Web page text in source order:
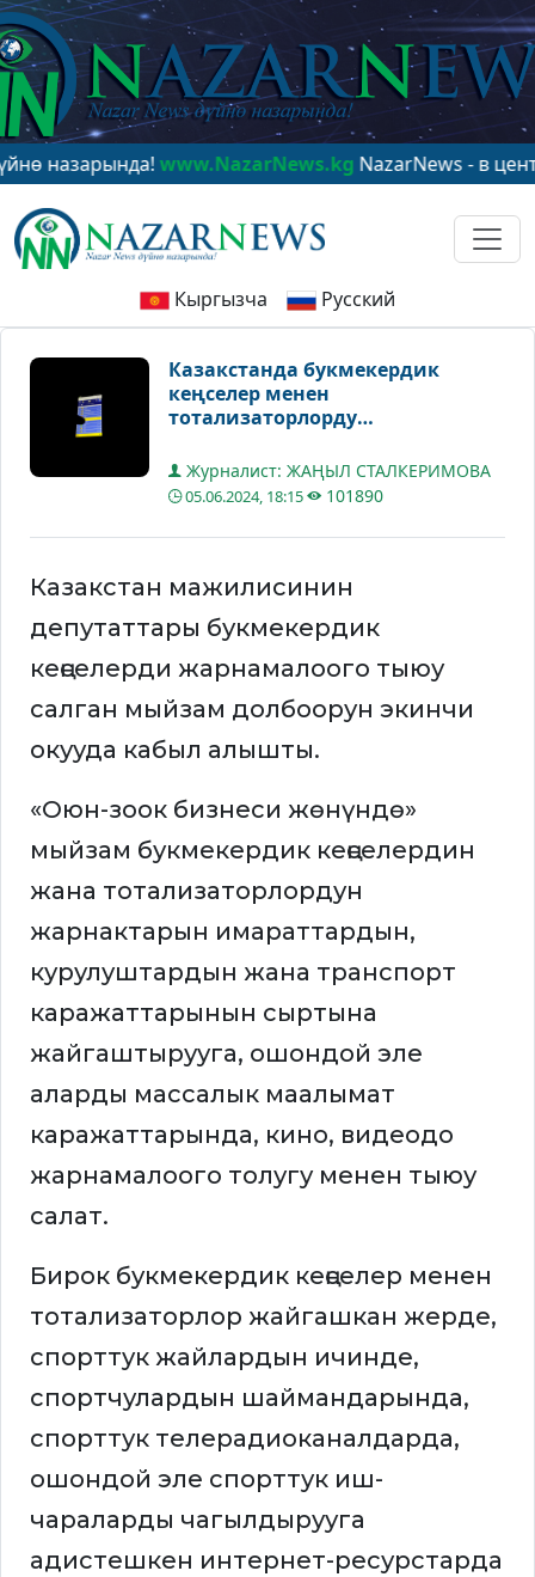
www.NazarNews.kgNazarNews - в центре
Кыргызча Русский
Казакстанда букмекердик
кеңселер менен
тотализаторлорду
Журналист: ЖАҢЫЛ СТАЛКЕРИМОВА
05.06.2024, 18:15 101890
Казакстан мажилисинин
депутаттары букмекердик
кеңселерди жарнамалоого тыюу
салган мыйзам долбоорун экинчи
окууда кабыл алышты.
«Оюн-зоок бизнеси жөнүндө»
мыйзам букмекердик кеңселердин
жана тотализаторлордун
жарнактарын имараттардын,
курулуштардын жана транспорт
каражаттарынын сыртына
жайгаштырууга, ошондой эле
аларды массалык маалымат
каражаттарында, кино, видеодо
жарнамалоого толугу менен тыюу
салат.
Бирок букмекердик кеңселер менен
тотализаторлор жайгашкан жерде,
спорттук жайлардын ичинде,
спортчулардын шаймандарында,
спорттук телерадиоканалдарда,
ошондой эле спорттук иш-
чараларды чагылдырууга
адистешкен интернет-ресурстарда